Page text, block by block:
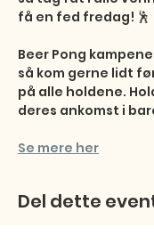
få en fed fredag! 🕺
Beer Pong
så kom gerne lidt
på alle holdene.
deres ankomst i
Se mere her
Del dette